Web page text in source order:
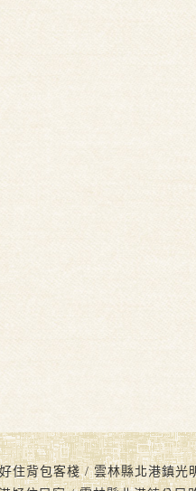
住背包客棧 / 雲林縣北港鎮光